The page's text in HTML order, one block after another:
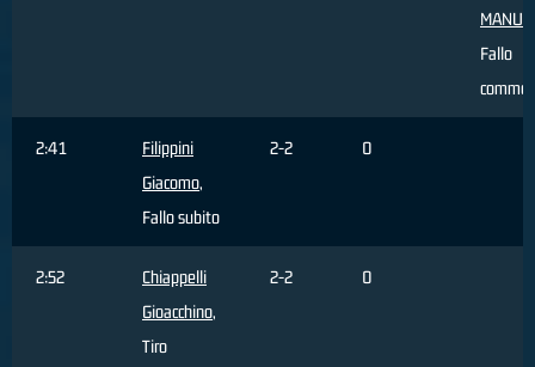
Fallo
2:41
Filippini
Giacomo,
Fallo subito
2-2 0
2:52
Chiappelli
Gioacchino,
Tiro
2-2 0